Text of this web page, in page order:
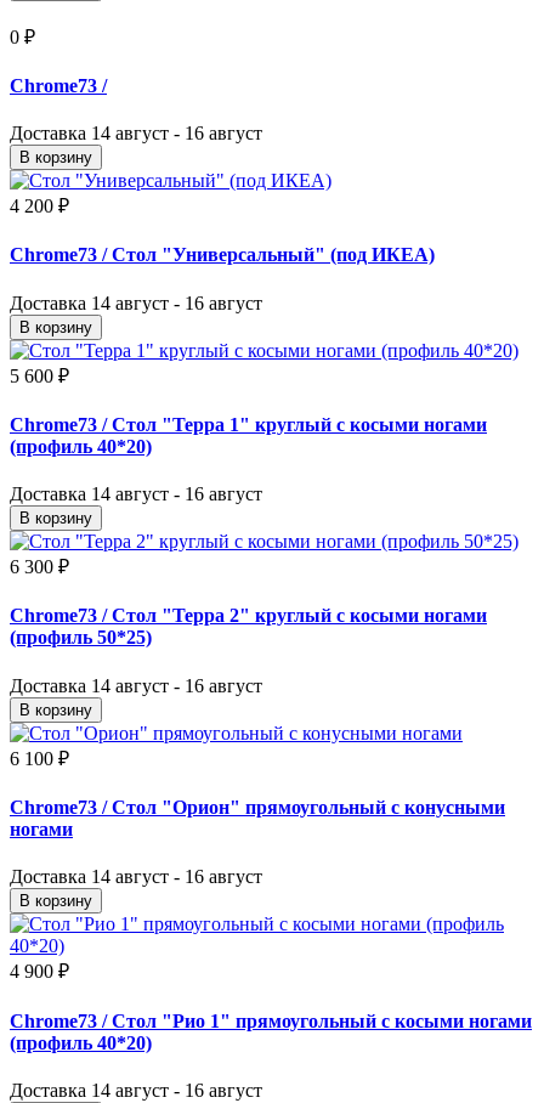
0 ₽
Chrome73 /
Доставка 14 август - 16 август
В корзину
4 200 ₽
Chrome73 / Стол "Универсальный" (под ИКЕА)
Доставка 14 август - 16 август
В корзину
5 600 ₽
Chrome73 / Стол "Терра 1" круглый с косыми ногами
(профиль 40*20)
Доставка 14 август - 16 август
В корзину
6 300 ₽
Chrome73 / Стол "Терра 2" круглый с косыми ногами
(профиль 50*25)
Доставка 14 август - 16 август
В корзину
6 100 ₽
Chrome73 / Стол "Орион" прямоугольный с конусными
ногами
Доставка 14 август - 16 август
В корзину
4 900 ₽
Chrome73 / Стол "Рио 1" прямоугольный с косыми ногами
(профиль 40*20)
Доставка 14 август - 16 август